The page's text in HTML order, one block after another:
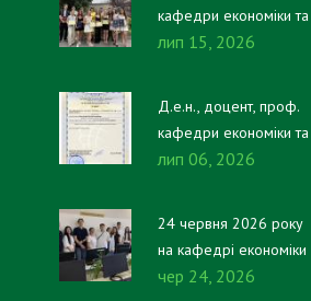
кафедри економіки та
фінансів отримали свої
лип 15, 2026
Д.е.н., доцент, проф.
кафедри економіки та
фінансів Віталій
реєстрацію авторського
права на настільну гру
«Платники та
лип 06, 2026
24 червня 2026 року
на кафедрі економіки
та фінансів відбувся
чер 24, 2026